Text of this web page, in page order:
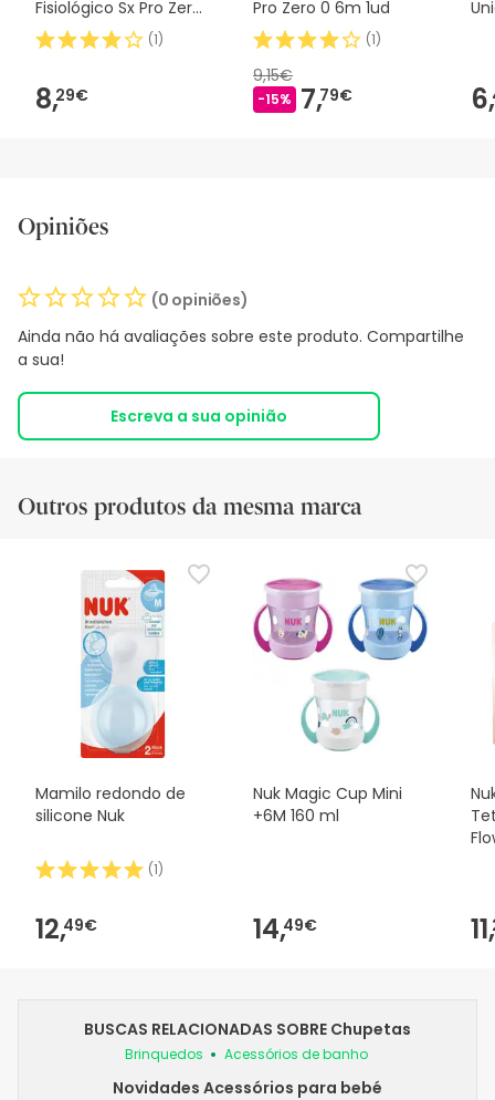
Fisiológico Sx Pro Zero
2m 1 peça
(1)
8,29€
Pro Zero 0 6m 1ud
(1)
9,15€
-15% 7,79€ 6,
Opiniões
(0 opiniões)
Ainda não há avaliações sobre este produto. Compartilhe
a sua!
Escreva a sua opinião
Outros produtos da mesma marca
Mamilo redondo de
silicone Nuk
(1)
12,49€
Nuk Magic Cup Mini
+6M 160 ml
14,49€ 11,
BUSCAS RELACIONADAS SOBRE Chupetas
Brinquedos Acessórios de banho
Novidades Acessórios para bebé